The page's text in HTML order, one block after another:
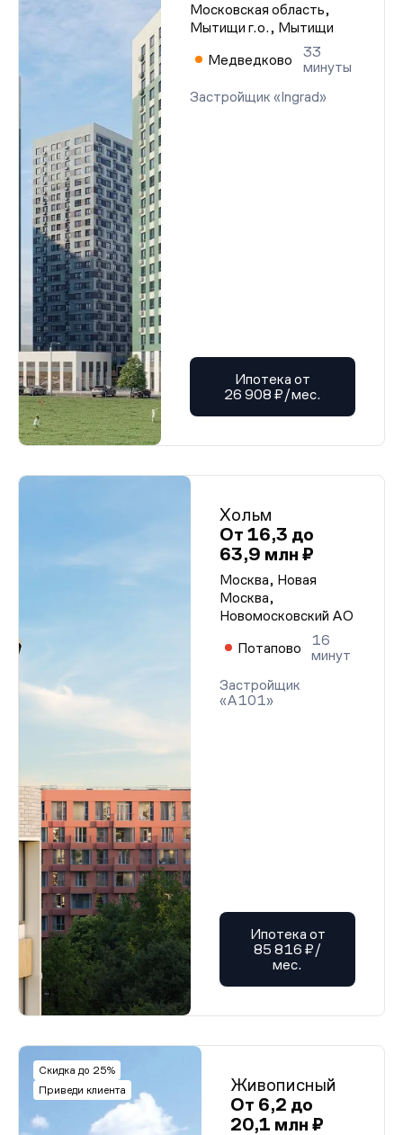
Московская область,
Мытищи г.о., Мытищи
Медведково
33
минуты
Застройщик «Ingrad»
Ипотека от
26 908 ₽/мес.
Хольм
От 16,3 до
63,9 млн ₽
Москва, Новая
Москва,
Новомосковский АО
Потапово
16
минут
Застройщик
«А101»
Ипотека от
85 816 ₽/
мес.
Скидка до 25%
Приведи клиента
Живописный
От 6,2 до
20,1 млн ₽